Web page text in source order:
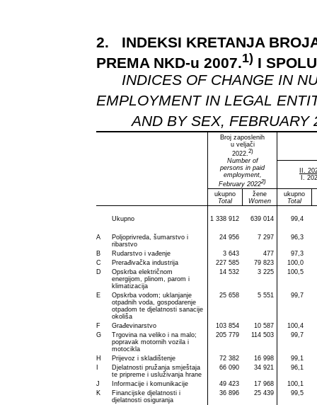
2. INDEKSI KRETANJA
PREMA NKD-u 2007.1) I
INDICES OF CHANGE IN
EMPLOYMENT IN LEGAL
AND BY SEX, FEBRUARY
Broj zaposlenih
u veljači
2022. 2)
Number of
persons in paid
employment,
February 20222)
II.
I.
ukupno
Total
žene
Women
ukupno
Total
Ukupno 1 338 912 639 014 99,4
A
Poljoprivreda, šumarstvo i
ribarstvo
24 956 7 297 96,3
B Rudarstvo i vađenje 3 643 477
97,3
C
Prerađivačka industrija 227 585 79 823
100,0
D
Opskrba električnom
energijom, plinom, parom i
klimatizacija
14 532 3 225 100,5
E
Opskrba vodom; uklanjanje
otpadnih voda, gospodarenje
otpadom te djelatnosti sanacije
okoliša
25 658 5 551 99,7
F Građevinarstvo 103 854 10 587
100,4
G
Trgovina na veliko i na malo;
popravak motornih vozila i
motocikla
205 779 114 503 99,7
H Prijevoz i skladištenje 72 382 16 998
99,1
Djelatnosti pružanja smještaja
te pripreme i usluživanja hrane
66 090 34 921 96,1
J Informacije i komunikacije 49 423 17 968
100,1
K
Financijske djelatnosti i
djelatnosti osiguranja
36 896 25 439 99,5